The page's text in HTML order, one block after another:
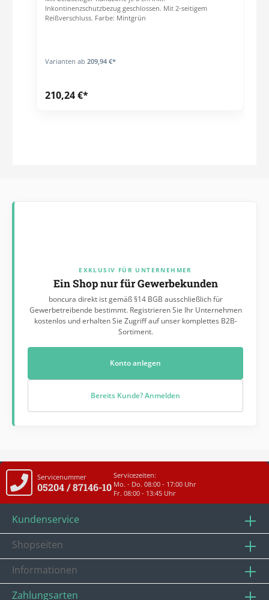
Inkontinenzschutzbezug geschlossen. Mit 2-seitigem
Reißverschluss. Farbe: Mintgrün
Varianten ab 209,94 €*
210,24 €*
EXKLUSIV FÜR UNTERNEHMER
Ein Shop nur für Gewerbekunden
boncura direkt ist gemäß §14 BGB ausschließlich für
Gewerbetreibende bestimmt. Registrieren Sie Ihr Unternehmen
kostenlos und erhalten Sie Zugriff auf unser komplettes B2B-
Sortiment.
Konto anlegen
Bereits Kunde? Anmelden
Servicenummer
05204 / 87146-10
Servicezeiten:
Mo. - Do. 08:00 - 17:00 Uhr
Fr. 08:00 - 13:45 Uhr
Kundenservice
Shopseiten
Informationen
Zahlungsarten